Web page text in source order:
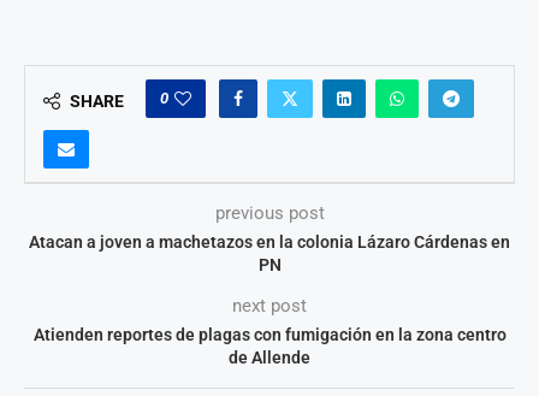
SHARE 0
previous post
Atacan a joven a machetazos en la colonia Lázaro Cárdenas en
PN
next post
Atienden reportes de plagas con fumigación en la zona centro
de Allende